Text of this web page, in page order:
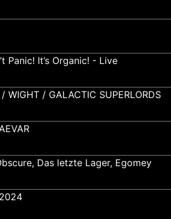
Panic! It’s Organic! - Live
WIGHT / GALACTIC SUPERLORDS
Das letzte Lager, Egomey